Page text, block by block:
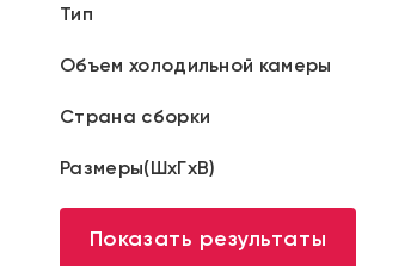
Kuppersberg
Sharp
Тип
Объем холодильной камеры
Страна сборки
Размеры(ШxГxВ)
Показать результаты